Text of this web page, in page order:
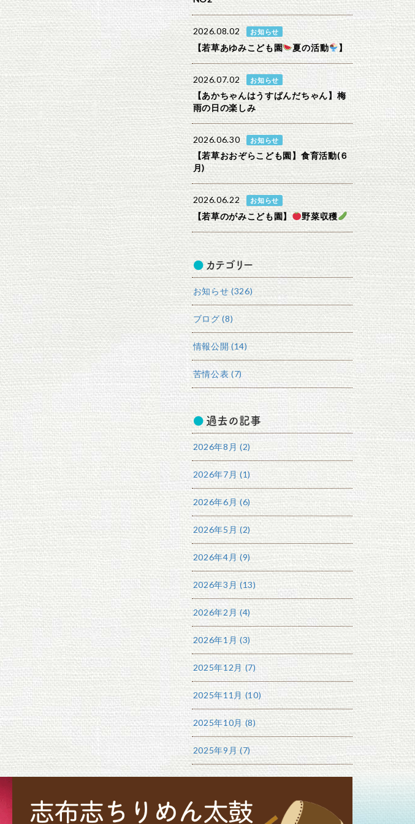
2026.08.02 お知らせ
【若草あゆみこども園 夏の活動 】
2026.07.02 お知らせ
【あかちゃんはうすぱんだちゃん】梅
雨の日の楽しみ
2026.06.30 お知らせ
【若草おおぞらこども園】食育活動(６
月)
2026.06.22 お知らせ
【若草のがみこども園】 野菜収穫
カテゴリー
お知らせ (326)
ブログ (8)
情報公開 (14)
苦情公表 (7)
過去の記事
2026年8月 (2)
2026年7月 (1)
2026年6月 (6)
2026年5月 (2)
2026年4月 (9)
2026年3月 (13)
2026年2月 (4)
2026年1月 (3)
2025年12月 (7)
2025年11月 (10)
2025年10月 (8)
2025年9月 (7)